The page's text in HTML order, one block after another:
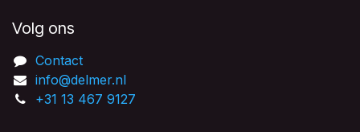
Volg ons
Contact
info@delmer.nl
+31 13 467 9127